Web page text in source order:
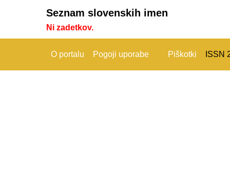
Seznam slovenskih imen
Ni zadetkov.
O portalu Pogoji uporabe Piškotki ISSN